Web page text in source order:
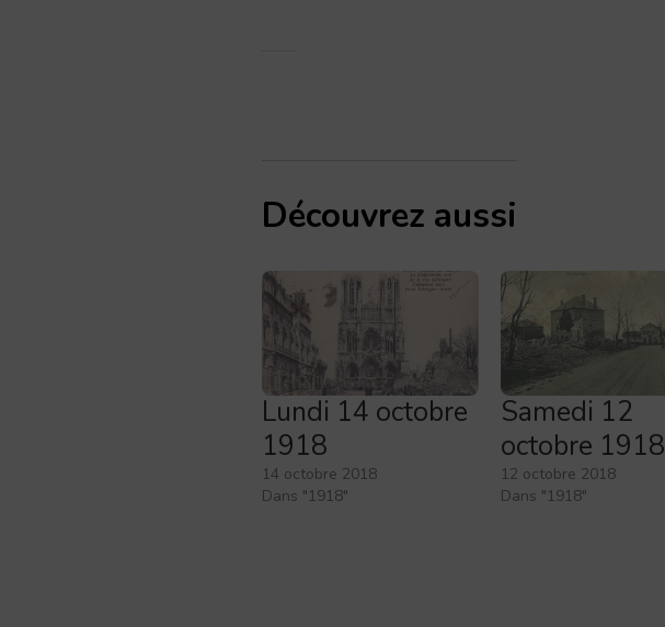
Découvrez aussi
Lundi 14 octobre
1918
14 octobre 2018
Dans "1918"
Samedi 12
octobre 1918
12 octobre 2018
Dans "1918"